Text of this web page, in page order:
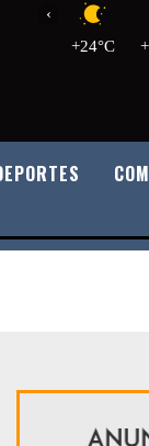
+24°C
‹